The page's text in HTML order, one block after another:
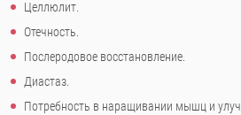
Целлюлит.
Отечность.
Послеродовое восстановление.
Диастаз.
Потребность в наращивании мышц и